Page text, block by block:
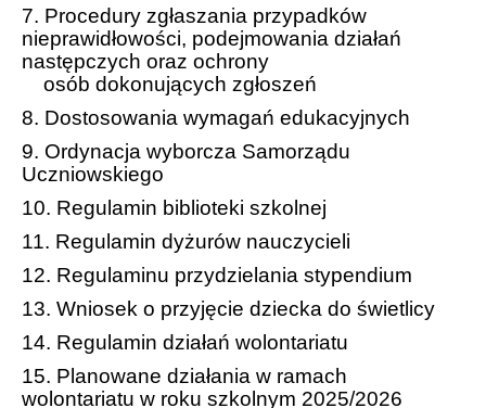
Dzwonki
Rady pedagogiczne
Uczniowie
Samorząd
Ordynacja wyborcza
Regulaminy
Rada Rodziców
Zarząd Rady Rodziców
Działalność statutowa
7. Procedury zgłaszania przypadków
nieprawidłowości, podejmowania działań
następczych oraz ochrony
osób dokonujących zgłoszeń
8. Dostosowania wymagań edukacyjnych
9. Ordynacja wyborcza Samorządu
Uczniowskiego
10. Regulamin biblioteki szkolnej
11. Regulamin dyżurów nauczycieli
12. Regulaminu przydzielania stypendium
13. Wniosek o przyjęcie dziecka do świetlicy
14. Regulamin działań wolontariatu
15. Planowane działania w ramach
wolontariatu w roku szkolnym 2025/2026